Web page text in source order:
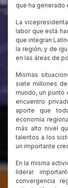
que ha generado
La
labor que está
que integran
la región, y de
en las áreas de
Mismas
siete millones
mundo, un punto
encuentro
aporte que
economía
más alto nivel
talentos a los
un importante
En la misma
liderar
convergencia